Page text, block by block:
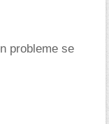
probleme se